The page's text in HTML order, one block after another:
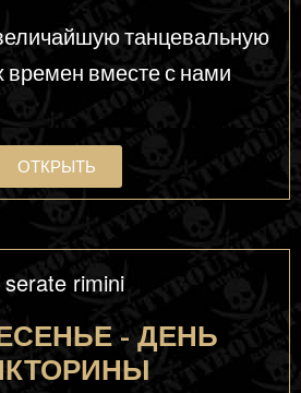
танцевальную
времен вместе с нами
ОТКРЫТЬ
- ДЕНЬ